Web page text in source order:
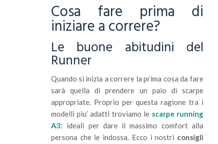
Cosa fare prima di
iniziare a correre?
Le buone abitudini del
Runner
Quando si inizia a correre la prima cosa da fare
sarà quella di prendere un paio di scarpe
appropriate. Proprio per questa ragione tra i
modelli piu’ adatti troviamo le scarpe running
A3: ideali per dare il massimo comfort alla
persona che le indossa. Ecco i nostri consigli